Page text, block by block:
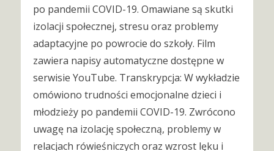
po pandemii COVID-19. Omawiane są skutki
izolacji społecznej, stresu oraz problemy
adaptacyjne po powrocie do szkoły. Film
zawiera napisy automatyczne dostępne w
serwisie YouTube. Transkrypcja: W wykładzie
omówiono trudności emocjonalne dzieci i
młodzieży po pandemii COVID-19. Zwrócono
uwagę na izolację społeczną, problemy w
relacjach rówieśniczych oraz wzrost lęku i